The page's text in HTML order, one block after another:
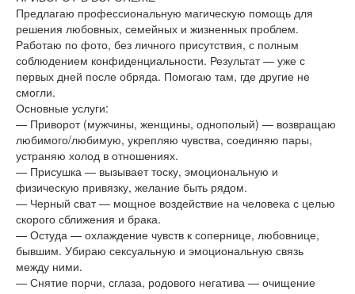
Предлагаю профессиональную магическую помощь для
решения любовных, семейных и жизненных проблем.
Работаю по фото, без личного присутствия, с полным
соблюдением конфиденциальности. Результат — уже с
первых дней после обряда. Помогаю там, где другие не
смогли.
Основные услуги:
— Приворот (мужчины, женщины, однополый) — возвращаю
любимого/любимую, укрепляю чувства, соединяю пары,
устраняю холод в отношениях.
— Присушка — вызывает тоску, эмоциональную и
физическую привязку, желание быть рядом.
— Черный сват — мощное воздействие на человека с целью
скорого сближения и брака.
— Остуда — охлаждение чувств к сопернице, любовнице,
бывшим. Убираю сексуальную и эмоциональную связь
между ними.
— Снятие порчи, сглаза, родового негатива — очищение